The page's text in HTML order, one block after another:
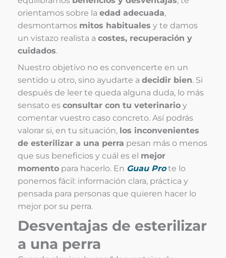
orientamos sobre la edad adecuada,
desmontamos mitos habituales y te damos
un vistazo realista a costes, recuperación y
cuidados.
Nuestro objetivo no es convencerte en un
sentido u otro, sino ayudarte a decidir bien. Si
después de leer te queda alguna duda, lo más
sensato es consultar con tu veterinario y
comentar vuestro caso concreto. Así podrás
valorar si, en tu situación, los inconvenientes
de esterilizar a una perra pesan más o menos
que sus beneficios y cuál es el mejor
momento para hacerlo. En Guau Prote lo
ponemos fácil: información clara, práctica y
pensada para personas que quieren hacer lo
mejor por su perra.
Desventajas de esterilizar
a una perra